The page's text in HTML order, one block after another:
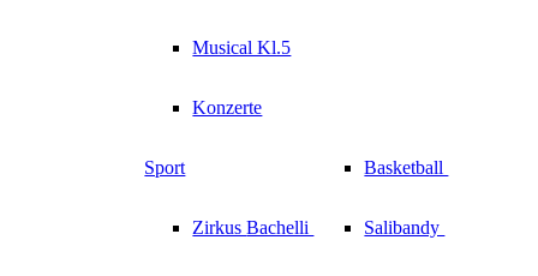
Musical Kl.5
Konzerte
Sport
ZirkusBachelli
Basketball
Salibandy